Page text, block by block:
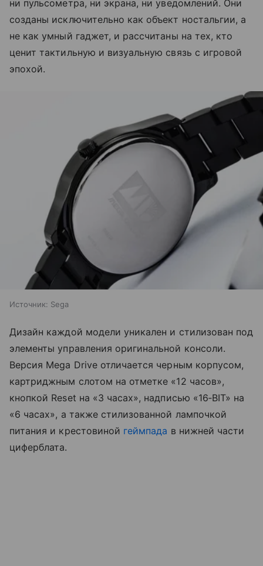
ни пульсометра, ни экрана, ни уведомлений. Они
созданы исключительно как объект ностальгии, а
не как умный гаджет, и рассчитаны на тех, кто
ценит тактильную и визуальную связь с игровой
эпохой.
Источник: Sega
Дизайн каждой модели уникален и стилизован под
элементы управления оригинальной консоли.
Версия Mega Drive отличается черным корпусом,
картриджным слотом на отметке «12 часов»,
кнопкой Reset на «3 часах», надписью «16‑BIT» на
«6 часах», а также стилизованной лампочкой
питания и крестовиной геймпада в нижней части
циферблата.